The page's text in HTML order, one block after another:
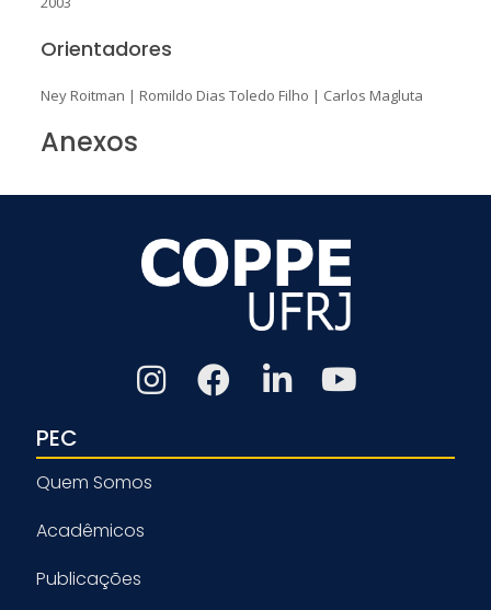
Orientadores
Ney Roitman | Romildo Dias Toledo Filho | Carlos Magluta
Anexos
PEC
Quem Somos
Acadêmicos
Publicações